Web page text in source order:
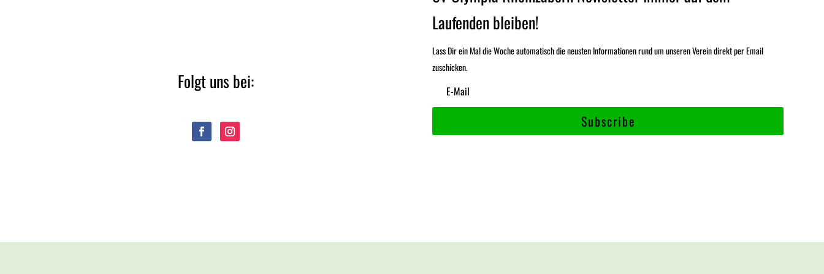
Folgt uns bei:
Laufenden bleiben!
Lass Dir ein Mal die Woche automatisch die neusten Informationen rund um unseren Verein direkt per Email
zuschicken.
Subscribe